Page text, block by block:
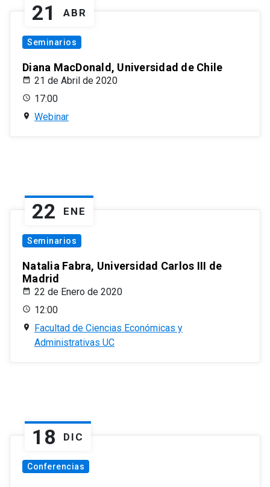
21 ABR
Seminarios
Diana MacDonald, Universidad de Chile
21 de Abril de 2020
17:00
Webinar
22 ENE
Seminarios
Natalia Fabra, Universidad Carlos III de
Madrid
22 de Enero de 2020
12:00
Facultad de Ciencias Económicas y
Administrativas UC
18 DIC
Conferencias